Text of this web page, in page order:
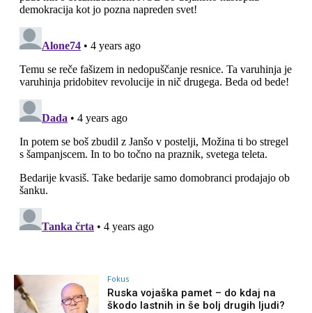
Fokus
Ruska vojaška pamet – do kdaj na
škodo lastnih in še bolj drugih ljudi?